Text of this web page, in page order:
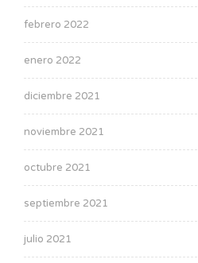
febrero 2022
enero 2022
diciembre 2021
noviembre 2021
octubre 2021
septiembre 2021
julio 2021